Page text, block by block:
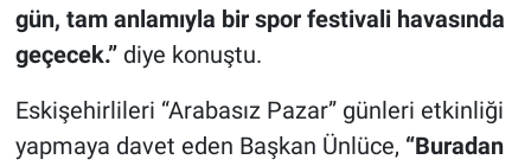
gün, tam anlamıyla bir spor festivali havasında
geçecek.”diye konuştu.
Eskişehirlileri “Arabasız Pazar” günleri etkinliği
yapmaya davet eden Başkan Ünlüce, “Buradan